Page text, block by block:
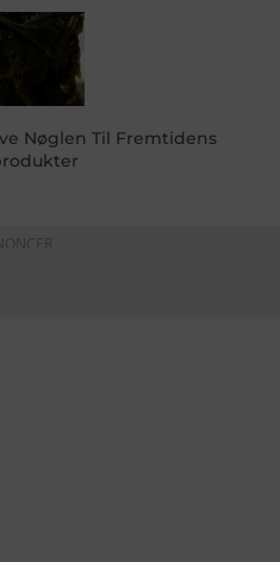
Nøglen Til Fremtidens